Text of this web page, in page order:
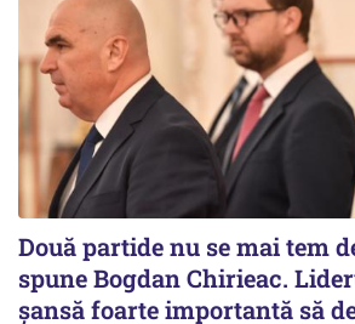
Două partide nu se mai tem
spune Bogdan Chirieac.
șansă foarte importantă să